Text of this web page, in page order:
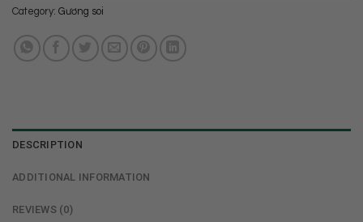
Category: Gương soi
DESCRIPTION
ADDITIONAL INFORMATION
REVIEWS (0)